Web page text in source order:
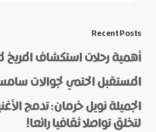
Recent Posts
أهمية رحلات استكشاف المريخ
المستقبل الحتمي لجوالات
الجميلة نويل خرمان: تدمج
لتخلق تواصلا ثقافيا رائعا!